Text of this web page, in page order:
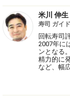
米川 伸生
寿司 ガイド
回転寿司
2007年に
ンとなる
精力的に
など、幅